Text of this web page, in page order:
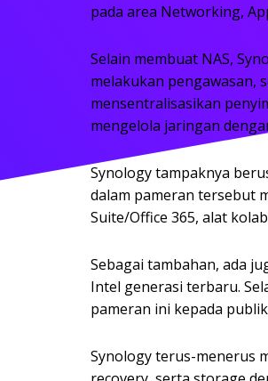
pada area Networking,
Selain membuat NAS,
melakukan pengawasan,
mensentralisasikan
mengelola jaringan
Synology tampaknya
dalam pameran tersebut
Suite/Office 365, alat
Sebagai tambahan, ada
Intel generasi terbaru.
pameran ini kepada
Synology terus-menerus